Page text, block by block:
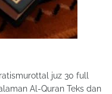
juz 30 full
Al-Quran Teks dan